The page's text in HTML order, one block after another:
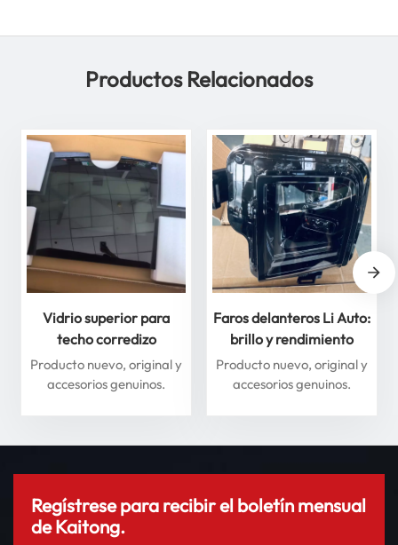
Productos Relacionados
Vidrio superior para
techo corredizo
delantero y trasero para
Li Auto Serie L: mejore
Producto nuevo, original y
accesorios genuinos.
Faros delanteros Li Auto:
brillo y rendimiento
superiores para máxima
seguridad
Producto nuevo, original y
accesorios genuinos.
Regístrese para recibir el boletín mensual
de Kaitong.